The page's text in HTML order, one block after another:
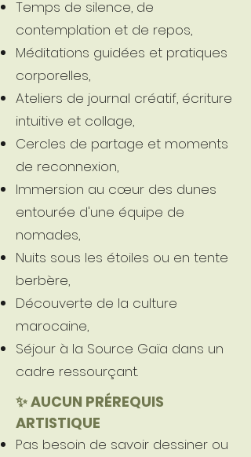
Temps de silence, de
contemplation et de repos,
Méditations guidées et pratiques
corporelles,
Ateliers de journal créatif, écriture
intuitive et collage,
Cercles de partage et moments
de reconnexion,
Immersion au cœur des dunes
entourée d'une équipe de
nomades,
Nuits sous les étoiles ou en tente
berbère,
Découverte de la culture
marocaine,
Séjour à la Source Gaïa dans un
cadre ressourçant.
✨ AUCUN PRÉREQUIS
ARTISTIQUE
Pas besoin de savoir dessiner ou